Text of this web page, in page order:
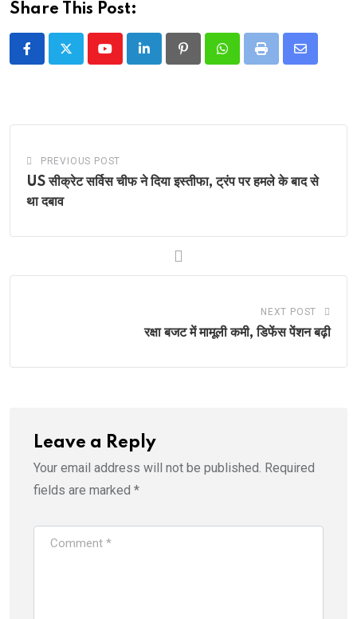
Share This Post:
YoutubeLinkedIn PinterestWhatsappPrint
Share
PREVIOUS POST
US सीक्रेट सर्विस चीफ ने दिया इस्तीफा, ट्रंप पर हमले के बाद से
था दबाव
NEXT POST
रक्षा बजट में मामूली कमी, डिफेंस पेंशन बढ़ी
Leave a Reply
Your email address will not be published. Required
fields are marked *